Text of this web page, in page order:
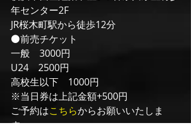
年センター2F
JR桜木町駅から徒歩12分
⚫前売チケット
一般　3000円
U24　2500円
高校生以下　1000円
※当日券は上記金額+500円
ご予約は﻿こちらからお願いいたしま
す。